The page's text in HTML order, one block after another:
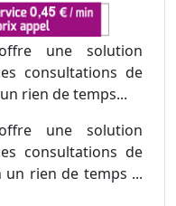
une solution
consultations de
rien de temps...
une solution
consultations de
un rien de temps ...